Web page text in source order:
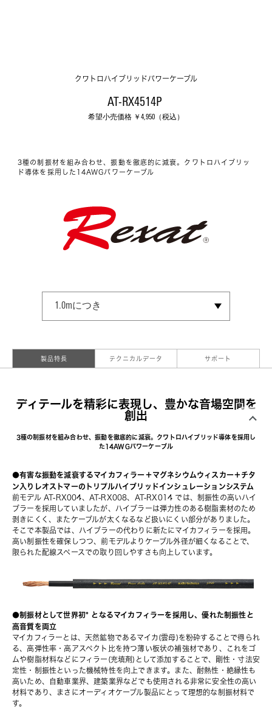
クワトロハイブリッドパワーケーブル
AT-RX4514P
希望小売価格 ￥ 4,950 （税込）
3種の制振材を組み合わせ、振動を徹底的に減衰。クワトロハイブリッ
ド導体を採用した14AWGパワーケーブル
SELECT SIZE
1.0mにつき
製品特長 テクニカルデータ サポート
ディテールを精彩に表現し、豊かな音場空間を
創出
3種の制振材を組み合わせ、振動を徹底的に減衰。クワトロハイブリッド導体を採用し
た14AWGパワーケーブル
●有害な振動を減衰するマイカフィラー＋マグネシウムウィスカー＋チタ
ン入りレオストマーのトリプルハイブリッドインシュレーションシステム
前モデル AT-RX004、AT-RX008、AT-RX014 では、制振性の高いハイ
ブラーを採用していましたが、ハイブラーは弾力性のある樹脂素材のため
剥きにくく、またケーブルが太くなるなど扱いにくい部分がありました。
そこで本製品では、ハイブラーの代わりに新たにマイカフィラーを採用。
高い制振性を確保しつつ、前モデルよりケーブル外径が細くなることで、
限られた配線スペースでの取り回しやすさも向上しています。
●制振材として世界初* となるマイカフィラーを採用し、優れた制振性と
高音質を両立
マイカフィラーとは、天然鉱物であるマイカ(雲母)を粉砕することで得られ
る、高弾性率・高アスペクト比を持つ薄い板状の補強材であり、これをゴ
ムや樹脂材料などにフィラー(充填剤)として添加することで、剛性・寸法安
定性・制振性といった機械特性を向上できます。また、耐熱性・絶縁性も
高いため、自動車業界、建築業界などでも使用される非常に安全性の高い
材料であり、まさにオーディオケーブル製品にとって理想的な制振材料で
す。